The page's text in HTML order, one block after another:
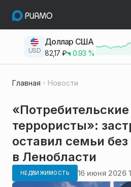
USD
Доллар США
82,17 ₽ 0.93 %
Главная Новости
«Потребительские
террористы»:
оставил семьи
в Ленобласти
НЕДВИЖИМОСТЬ 16 июня 2026